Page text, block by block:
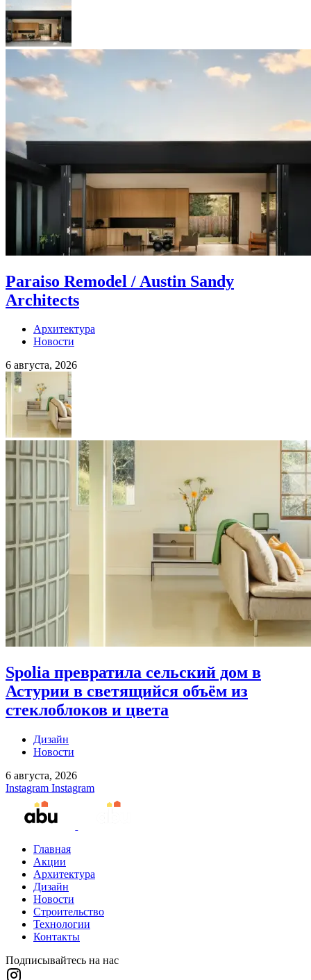
Paraiso Remodel / Austin Sandy
Architects
Архитектура
Новости
6 августа, 2026
Spolia превратила сельский дом в
Астурии в светящийся объём из
стеклоблоков и цвета
Дизайн
Новости
6 августа, 2026
Instagram Instagram
Главная
Акции
Архитектура
Дизайн
Новости
Строительство
Технологии
Контакты
Подписывайтесь на нас